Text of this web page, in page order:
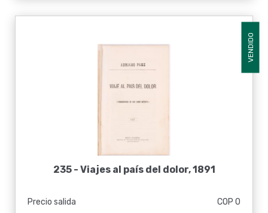
VENDIDO
235 - Viajes al país del dolor, 1891
Precio salida
COP 0